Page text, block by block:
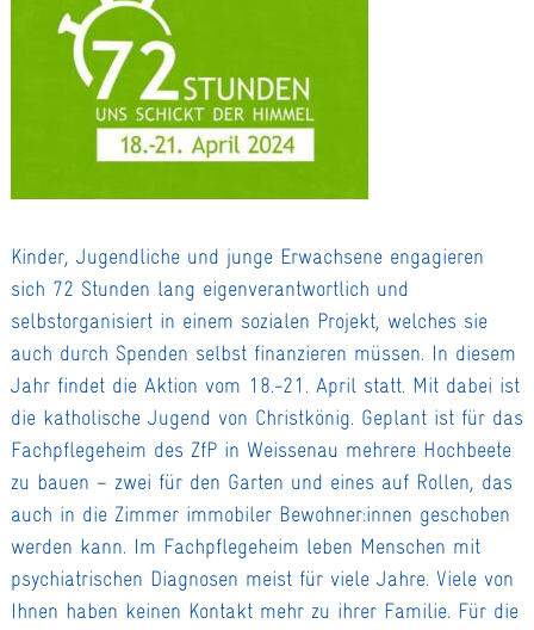
Kinder, Jugendliche und junge Erwachsene engagieren
sich 72 Stunden lang eigenverantwortlich und
selbstorganisiert in einem sozialen Projekt, welches sie
auch durch Spenden selbst finanzieren müssen. In diesem
Jahr findet die Aktion vom 18.-21. April statt. Mit dabei ist
die katholische Jugend von Christkönig. Geplant ist für das
Fachpflegeheim des ZfP in Weissenau mehrere Hochbeete
zu bauen – zwei für den Garten und eines auf Rollen, das
auch in die Zimmer immobiler Bewohner:innen geschoben
werden kann. Im Fachpflegeheim leben Menschen mit
psychiatrischen Diagnosen meist für viele Jahre. Viele von
Ihnen haben keinen Kontakt mehr zu ihrer Familie. Für die